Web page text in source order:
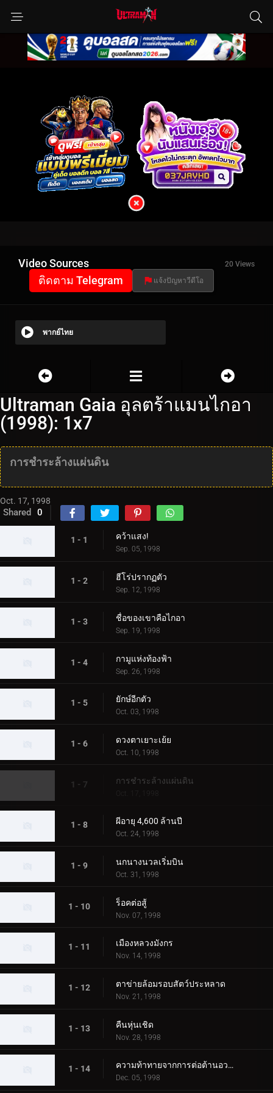
Video Sources 20 Views
ติดตาม Telegram แจ้งปัญหาวีดีโอ
พากย์ไทย
Ultraman Gaia อุลตร้าแมนไกอา
(1998): 1x7
การชำระล้างแผ่นดิน
Oct. 17, 1998
Shared 0
1 - 1 คว้าแสง!
Sep. 05, 1998
1 - 2 ฮีโร่ปรากฏตัว
Sep. 12, 1998
1 - 3 ชื่อของเขาคือไกอา
Sep. 19, 1998
1 - 4 กามูแห่งท้องฟ้า
Sep. 26, 1998
1 - 5 ยักษ์อีกตัว
Oct. 03, 1998
1 - 6 ดวงตาเยาะเย้ย
Oct. 10, 1998
1 - 7 การชำระล้างแผ่นดิน
Oct. 17, 1998
1 - 8 ผีอายุ 4,600 ล้านปี
Oct. 24, 1998
1 - 9 นกนางนวลเริ่มบิน
Oct. 31, 1998
1 - 10 ร็อคต่อสู้
Nov. 07, 1998
1 - 11 เมืองหลวงมังกร
Nov. 14, 1998
1 - 12 ตาข่ายล้อมรอบสัตว์ประหลาด
Nov. 21, 1998
1 - 13 คืนหุ่นเชิด
Nov. 28, 1998
1 - 14 ความท้าทายจากการต่อต้านอวกาศ
Dec. 05, 1998